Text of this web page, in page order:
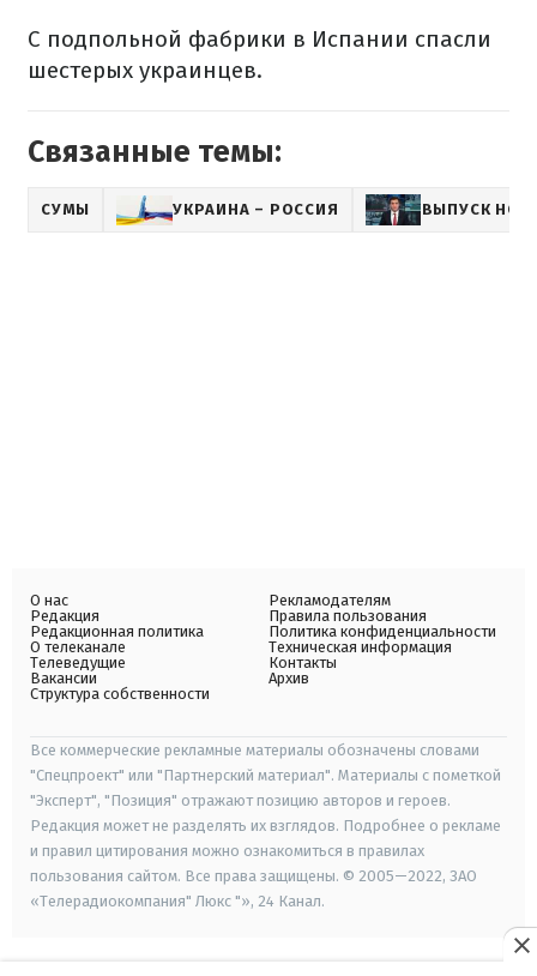
С подпольной фабрики в Испании спасли
шестерых украинцев.
Связанные темы:
СУМЫ УКРАИНА – РОССИЯ ВЫПУСК
О нас
Редакция
Редакционная политика
О телеканале
Телеведущие
Вакансии
Структура собственности
Рекламодателям
Правила пользования
Политика конфиденциальности
Техническая информация
Контакты
Архив
Все коммерческие рекламные материалы обозначены словами
"Спецпроект" или "Партнерский материал". Материалы с пометкой
"Эксперт", "Позиция" отражают позицию авторов и героев.
Редакция может не разделять их взглядов. Подробнее о рекламе
и правил цитирования можно ознакомиться в правилах
пользования сайтом. Все права защищены. © 2005—2022, ЗАО
«Телерадиокомпания" Люкс "», 24 Канал.